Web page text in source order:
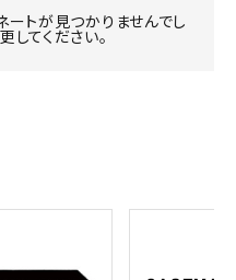
トが見つかりませんでし
してください。